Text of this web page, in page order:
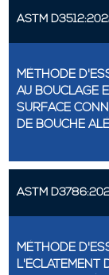
ASTM
MÉTHODE
AU BOUCLAGE
SURFACE
DE BOUCHE
ASTM
MÉTHODE
L'ÉCLATEMENT